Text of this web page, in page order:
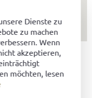
Dienste zu
zu machen
Wenn
akzeptieren,
möchten, lesen
Budapester
R.16-SGD.RF-2Z-GJ
Grain Leder, Mocca